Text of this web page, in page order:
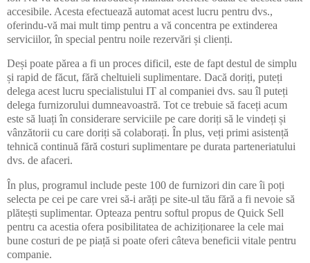
accesibile. Acesta efectuează automat acest lucru pentru dvs.,
oferindu-vă mai mult timp pentru a vă concentra pe extinderea
serviciilor, în special pentru noile rezervări și clienți.
Deși poate părea a fi un proces dificil, este de fapt destul de simplu
și rapid de făcut, fără cheltuieli suplimentare. Dacă doriți, puteți
delega acest lucru specialistului IT al companiei dvs. sau îl puteți
delega furnizorului dumneavoastră. Tot ce trebuie să faceți acum
este să luați în considerare serviciile pe care doriți să le vindeți și
vânzătorii cu care doriți să colaborați. În plus, veți primi asistență
tehnică continuă fără costuri suplimentare pe durata parteneriatului
dvs. de afaceri.
În plus, programul include peste 100 de furnizori din care îi poți
selecta pe cei pe care vrei să-i arăți pe site-ul tău fără a fi nevoie să
plătești suplimentar. Opteaza pentru softul propus de Quick Sell
pentru ca acestia ofera posibilitatea de achiziționaree la cele mai
bune costuri de pe piață si poate oferi câteva beneficii vitale pentru
companie.